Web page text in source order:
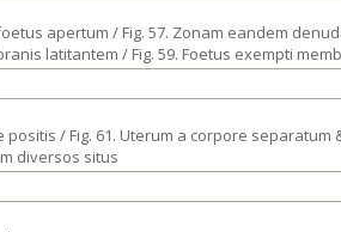
apertum / Fig. 57. Zonam eandem
latitantem / Fig. 59. Foetus exempti
/ Fig. 61. Uterum a corpore separatum
diversos situs